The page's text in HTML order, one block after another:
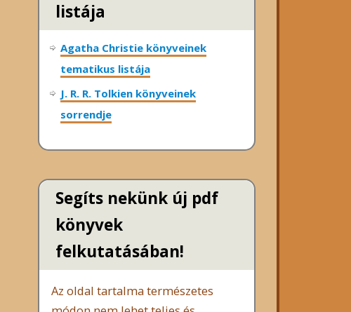
listája
Agatha Christie könyveinek
tematikus listája
J. R. R. Tolkien könyveinek
sorrendje
Segíts nekünk új pdf
könyvek
felkutatásában!
Az oldal tartalma természetes